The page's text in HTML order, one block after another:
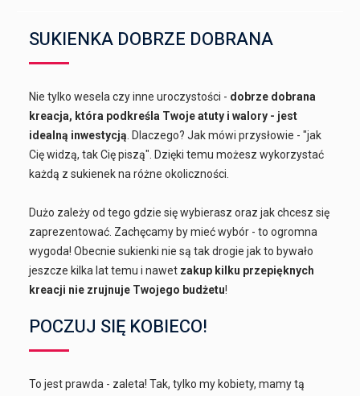
SUKIENKA DOBRZE DOBRANA
Nie tylko wesela czy inne uroczystości - dobrze dobrana
kreacja, która podkreśla Twoje atuty i walory - jest
idealną inwestycją. Dlaczego? Jak mówi przysłowie - "jak
Cię widzą, tak Cię piszą". Dzięki temu możesz wykorzystać
każdą z sukienek na różne okoliczności.
Dużo zależy od tego gdzie się wybierasz oraz jak chcesz się
zaprezentować. Zachęcamy by mieć wybór - to ogromna
wygoda! Obecnie sukienki nie są tak drogie jak to bywało
jeszcze kilka lat temu i nawet zakup kilku przepięknych
kreacji nie zrujnuje Twojego budżetu!
POCZUJ SIĘ KOBIECO!
To jest prawda - zaleta! Tak, tylko my kobiety, mamy tą